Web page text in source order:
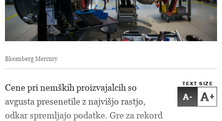
Bloomberg Mercury
TEXT SIZE
- +
Cene pri nemških proizvajalcih so
avgusta presenetile z najvišjo rastjo,
odkar spremljajo podatke. Gre za rekord